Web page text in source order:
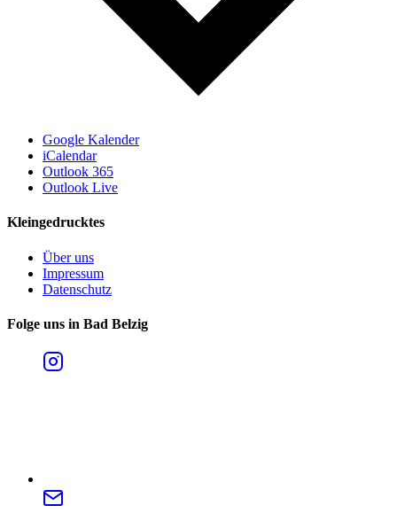
Google Kalender
iCalendar
Outlook 365
Outlook Live
Kleingedrucktes
Über uns
Impressum
Datenschutz
Folge uns in Bad Belzig